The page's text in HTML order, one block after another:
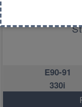
E90-91
330i